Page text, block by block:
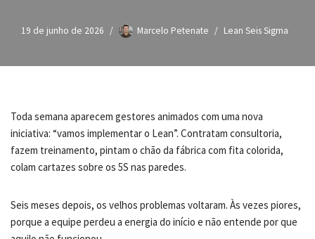
19 de junho de 2026 Marcelo Petenate Lean Seis Sigma
Toda semana aparecem gestores animados com uma nova
iniciativa: “vamos implementar o Lean”. Contratam consultoria,
fazem treinamento, pintam o chão da fábrica com fita colorida,
colam cartazes sobre os 5S nas paredes.
Seis meses depois, os velhos problemas voltaram. Às vezes piores,
porque a equipe perdeu a energia do início e não entende por que